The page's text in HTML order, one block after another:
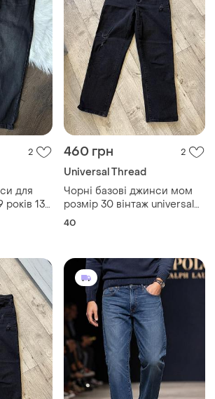
2
для
років 134
широкі
460 грн 2
Universal Thread
Чорні базові джинси мом
розмір 30 вінтаж universal
thread
40